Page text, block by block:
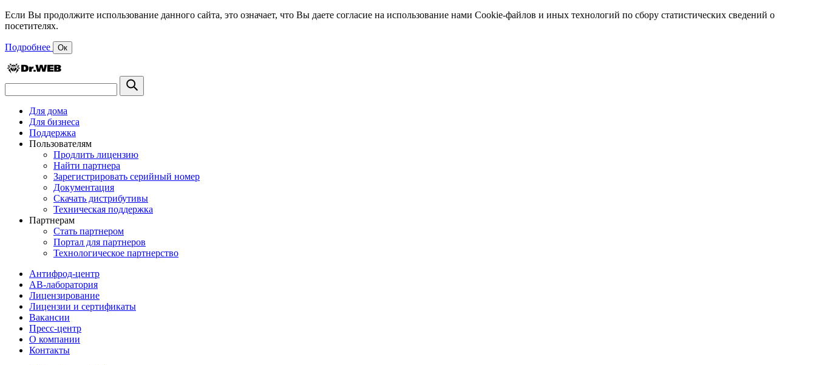
Если Вы продолжите использование данного сайта, это означает, что Вы даете согласие на использование нами Cookie-файлов и иных технологий по сбору статистических сведений о
посетителях.
Подробнее Ок
Для дома
Для бизнеса
Поддержка
Пользователям
Продлить лицензию
Найти партнера
Зарегистрировать серийный номер
Документация
Скачать дистрибутивы
Техническая поддержка
Партнерам
Стать партнером
Портал для партнеров
Технологическое партнерство
Антифрод-центр
АВ-лаборатория
Лицензирование
Лицензии и сертификаты
Вакансии
Пресс-центр
О компании
Контакты